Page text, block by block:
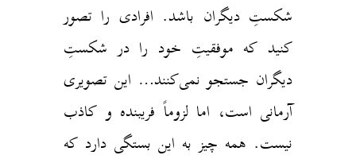
شکستِ دیگران باشد. افرادی را تصور
کنید که موفقیتِ خود را در شکستِ
دیگران جستجو نمی‌کنند… این‌ تصویری
آرمانی است، اما لزوماً فریبنده و کاذب
نیست. همه چیز به این بستگی دارد که